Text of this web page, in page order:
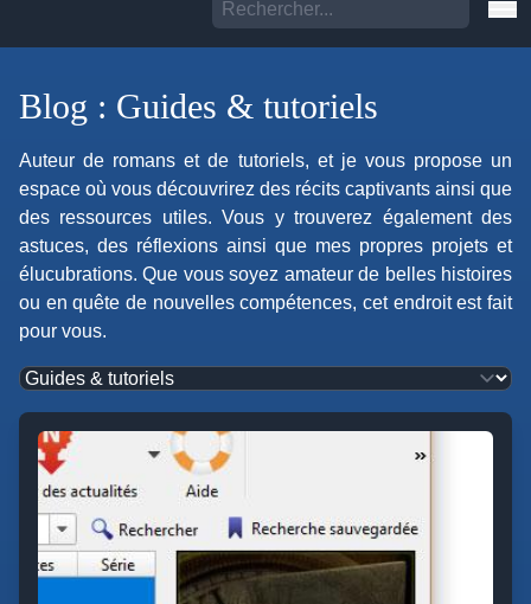
Blog : Guides & tutoriels
Auteur de romans et de tutoriels, et je vous propose un
espace où vous découvrirez des récits captivants ainsi que
des ressources utiles. Vous y trouverez également des
astuces, des réflexions ainsi que mes propres projets et
élucubrations. Que vous soyez amateur de belles histoires
ou en quête de nouvelles compétences, cet endroit est fait
pour vous.